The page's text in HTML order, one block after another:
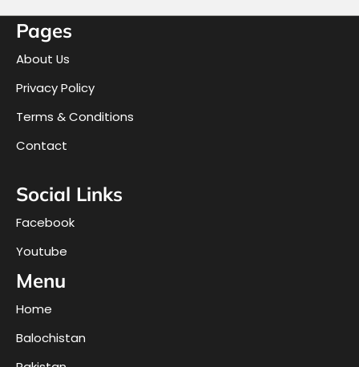
Pages
About Us
Privacy Policy
Terms & Conditions
Contact
Social Links
Facebook
Youtube
Menu
Home
Balochistan